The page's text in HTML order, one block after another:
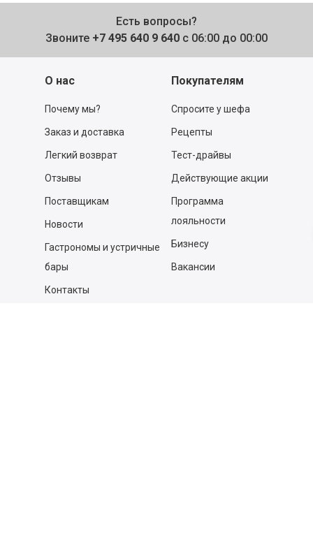
Есть вопросы?
Звоните +7 495 640 9 640 с 06:00 до 00:00
О нас
Почему мы?
Заказ и доставка
Легкий возврат
Отзывы
Поставщикам
Новости
Гастрономы и устричные
бары
Контакты
Покупателям
Спросите у шефа
Рецепты
Тест-драйвы
Действующие акции
Программа
лояльности
Бизнесу
Вакансии